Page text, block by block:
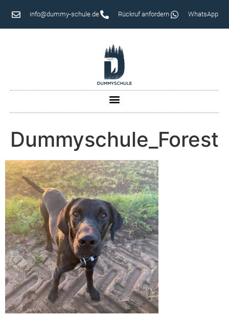
info@dummy-schule.de Rückruf anfordern WhatsApp
Dummyschule_Forest